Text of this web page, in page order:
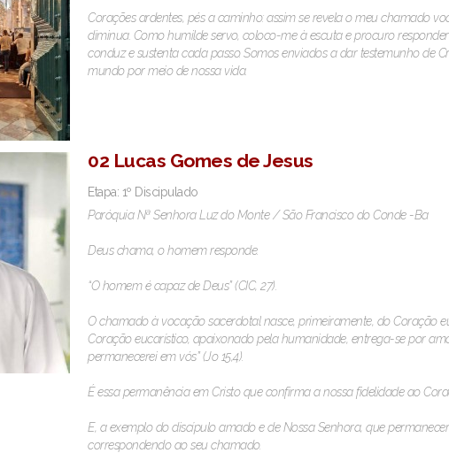
Corações ardentes, pés a caminho: assim se revela o meu chamado
diminua. Como humilde servo, coloco-me à escuta e procuro
conduz e sustenta cada passo. Somos enviados a dar testemunho de
mundo por meio de nossa vida.
02 Lucas Gomes de Jesus
Etapa: 1º Discipulado
Paróquia Nª Senhora Luz do Monte / São Francisco do Conde -Ba
Deus chama, o homem responde.
“O homem é capaz de Deus” (CIC, 27).
O chamado à vocação sacerdotal nasce, primeiramente, do Coração
Coração eucarístico, apaixonado pela humanidade, entrega-se por
permanecerei em vós” (Jo 15,4).
É essa permanência em Cristo que confirma a nossa fidelidade ao
E, a exemplo do discípulo amado e de Nossa Senhora, que
correspondendo ao seu chamado.